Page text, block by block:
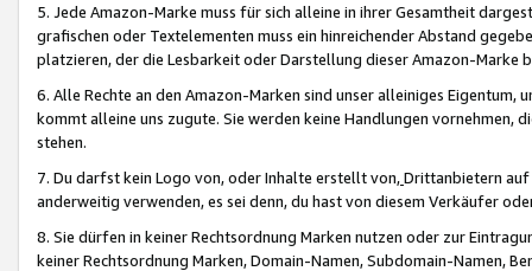
5. Jede Amazon-Marke muss für sich alleine in ihrer Gesamtheit
grafischen oder Textelementen muss ein hinreichender Abstand
platzieren, der die Lesbarkeit oder Darstellung dieser Amazon-Marke
6. Alle Rechte an den Amazon-Marken sind unser alleiniges
kommt alleine uns zugute. Sie werden keine Handlungen vornehmen,
stehen.
7. Du darfst kein Logo von, oder Inhalte erstellt von,Drittanbietern auf
anderweitig verwenden, es sei denn, du hast von diesem Verkäufer
8. Sie dürfen in keiner Rechtsordnung Marken nutzen oder zur
keiner Rechtsordnung Marken, Domain-Namen, Subdomain-Namen,